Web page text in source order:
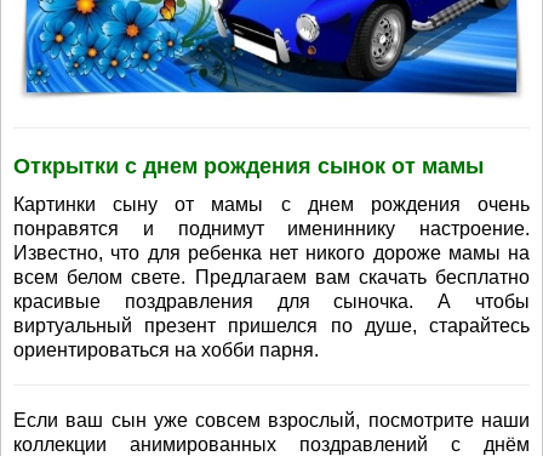
Открытки с днем рождения сынок от мамы
Картинки сыну от мамы с днем рождения очень
понравятся и поднимут имениннику настроение.
Известно, что для ребенка нет никого дороже мамы на
всем белом свете. Предлагаем вам скачать бесплатно
красивые поздравления для сыночка. А чтобы
виртуальный презент пришелся по душе, старайтесь
ориентироваться на хобби парня.
Если ваш сын уже совсем взрослый, посмотрите наши
коллекции анимированных поздравлений с днём